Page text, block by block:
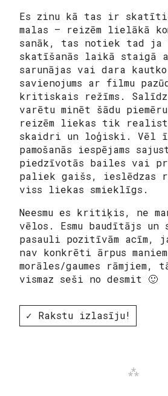
Es zinu kā tas ir
malas – reizēm lielākā
sanāk, tas notiek tad ja
skatīšanās laikā staigā
sarunājas vai dara
savienojums ar filmu
kritiskais režīms.
varētu minēt šādu
reizēm liekas tik
skaidri un loģiski. Vēl
pamošanās iespējams
piedzīvotās bailes vai
paliek gaišs, ieslēdzas
viss liekas smieklīgs.
Neesmu es kritiķis, ne
vēlos. Esmu baudītājs un
pasauli pozitīvām acīm,
nav konkrēti ārpus maniem
morāles/gaumes
vismaz seši no desmit 🙂
✓ Rakstu izlasīju!